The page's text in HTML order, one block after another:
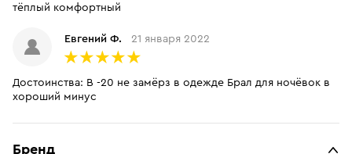
тёплый комфортный
Евгений Ф. 21 января 2022
Достоинства: В -20 не замёрз в одежде Брал для ночёвок в
хороший минус
Бренд